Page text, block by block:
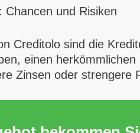
Chancen und Risiken
Creditolo sind die
einen
Zinsen oder strengere